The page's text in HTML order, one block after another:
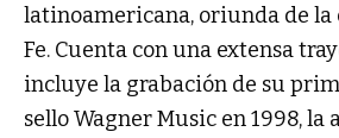
latinoamericana, oriunda de la
Fe. Cuenta con una extensa
incluye la grabación de su
sello Wagner Music en 1998, la